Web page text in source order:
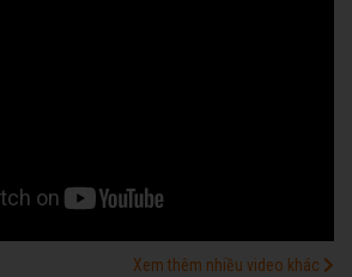
Xem thêm nhiều video khác